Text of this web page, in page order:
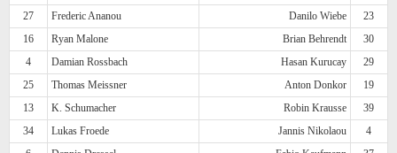
27
Frederic Ananou Danilo Wiebe
23
16
Ryan Malone Brian Behrendt
30
4
Damian Rossbach Hasan Kurucay
29
25
Thomas Meissner Anton Donkor
19
13
K. Schumacher Robin Krausse
39
34
Lukas Froede Jannis Nikolaou
4